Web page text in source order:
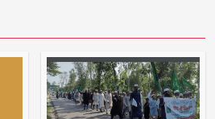
১০০ টাকায় গরুর মাংস দিয়ে ভাত বিক্রেতা
‘ভাইরাল মিজান’ গ্রেফতার